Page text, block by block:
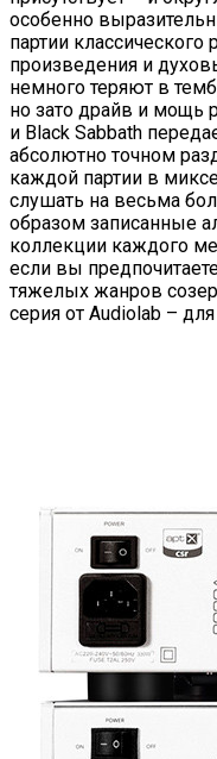
особенно
партии
произведения и
немного теряют в
но зато драйв и мощь
и Black Sabbath
абсолютно точном
каждой партии в
слушать на весьма
образом записанные
коллекции каждого
если вы
тяжелых жанров
серия от Audiolab –